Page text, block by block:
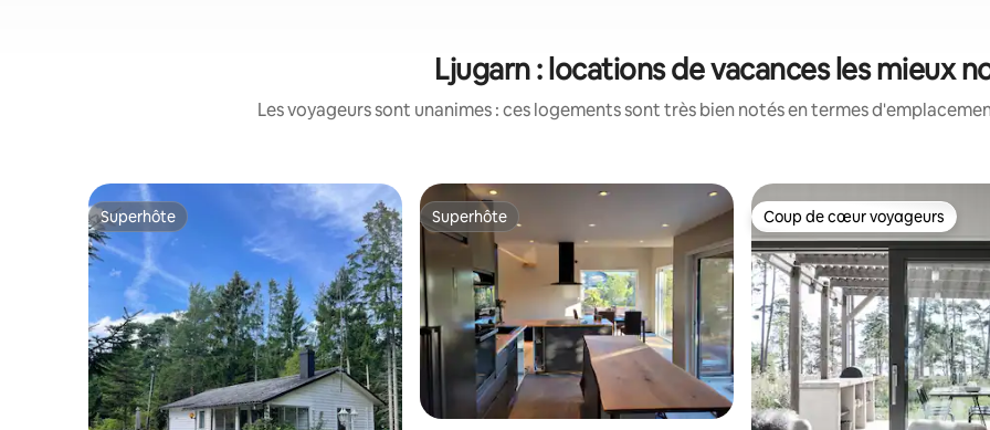
Ljugarn : locations de vacances les mieux
Les voyageurs sont unanimes : ces logements sont très bien notés en termes
Superhôte
Superhôte Superhôte
Superhôte Coup de cœur voyageurs
Coup de cœur voyageurs